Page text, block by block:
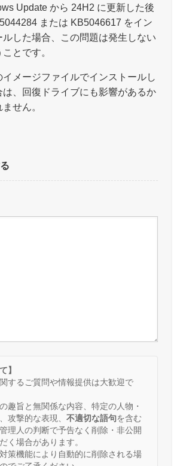
Update から 24H2 に更新した後
または KB5046617 をイン
ルした場合、この問題は発生しない
とです。
イメージファイルでインストールし
は、回復ドライブにも影響があるか
せん。
】
するご質問や情報提供は大歓迎で
趣旨と無関係な内容、特定の人物・
攻撃的な表現、 不適切な語句を含む
理人の判断で予告なく削除・非公開
く場合があります。
策機能により自動的に削除される場